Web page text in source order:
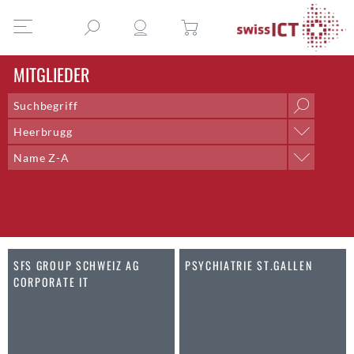
MITGLIEDER
Heerbrugg
Ort
Aarau
Altdorf UR
Altendorf
Name Z-A
Sortieren nach
Ort Z-A
SFS GROUP SCHWEIZ AG
CORPORATE IT
PSYCHIATRIE ST.GALLEN